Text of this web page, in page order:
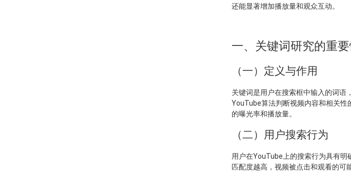
还能显著增加播放量和观众互动。
一、关键词研究的重
（一）定义与作用
关键词是用户在搜索框中输入的词语
YouTube算法判断视频内容和相关性
的曝光率和播放量。
（二）用户搜索行为
用户在YouTube上的搜索行为具有
匹配度越高，视频被点击和观看的可